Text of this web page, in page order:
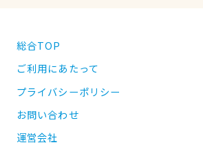
総合TOP
ご利用にあたって
プライバシーポリシー
お問い合わせ
運営会社